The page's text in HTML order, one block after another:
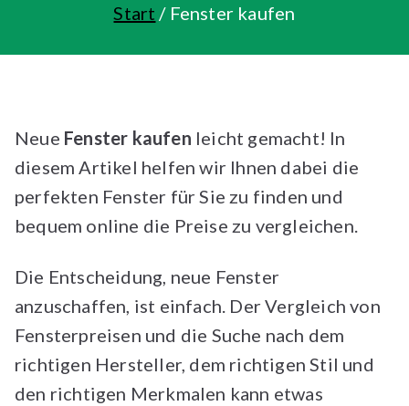
Start Fenster kaufen
Neue Fenster kaufen leicht gemacht! In
diesem Artikel helfen wir Ihnen dabei die
perfekten Fenster für Sie zu finden und
bequem online die Preise zu vergleichen.
Die Entscheidung, neue Fenster
anzuschaffen, ist einfach. Der Vergleich von
Fensterpreisen und die Suche nach dem
richtigen Hersteller, dem richtigen Stil und
den richtigen Merkmalen kann etwas